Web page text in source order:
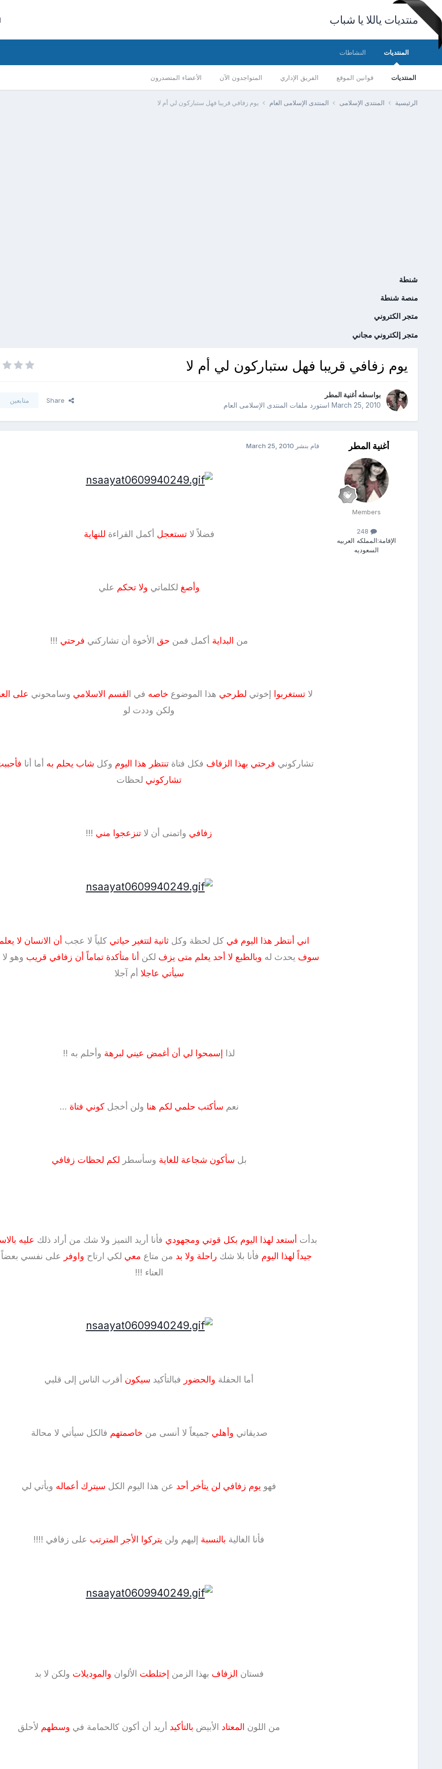
منتديات ياللا يا شباب
المنتديات
المنتديات قوانين الموقع الفريق الإداري المتواجدون الآن الأعضاء المتصدرون
النشاطات
الرئيسية المنتدى الإسلامى المنتدى الإسلامى العام يوم زفافي قريبا فهل ستباركون لي أم لا
شنطة
منصة شنطة
متجر الكتروني
متجر إلكتروني مجاني
يوم زفافي قريبا فهل ستباركون لي أم لا
بواسطه أغنية المطر
March 25, 2010استورد ملفات المنتدى الإسلامى العام
Share متابعين
أغنية المطر
Members
الإقامة:المملكه العربيه
السعوديه
قام بنشر March 25, 2010
فضلاً لاتستعجل أكمل القراءة للنهاية
وأصغ لكلماتي ولا تحكم علي
من البداية أكمل فمن حق الأخوة أن تشاركني فرحتي !!!
لا تستغربوا إخوتي لطرحي هذا الموضوع خاصه في القسم الاسلامي وسامحوني على
ولكن وددت لو
تشاركوني فرحتي بهذا الزفاف فكل فتاة تنتظر هذا اليوم وكل شاب يحلم به أما أنا
تشاركوني لحظات
زفافي واتمنى أن لا تنزعجوا مني !!!
اني أنتظر هذا اليوم في كل لحظة وكل ثانية لتتغير حياتي كلياً لا عجب أن الانسان لا
سوف يحدث له وبالطبع لا أحد يعلم متى يزف لكن أنا متأكدة تماماً أن زفافي قريب وهو
سيأتي عاجلا أم آجلا
لذا إسمحوا لي أن أغمض عيني لبرهة وأحلم به !!
نعم سأكتب حلمي لكم هنا ولن أخجلكوني فتاة ...
بل سأكون شجاعة للغاية وسأسطر لكم لحظات زفافي
بدأت أستعد لهذا اليوم بكل قوتي ومجهودي فأنا أريد التميز ولا شك من أراد ذلك عليه
جيداً لهذا اليوم فأنا بلا شك راحلة ولا بد من متاع معي لكي ارتاح واوفر على نفسي
العناء !!!
أما الحفلة والحضور فبالتأكيد سيكون أقرب الناس إلى قلبي
صديقاتي وأهلي جميعاً لا أنسى من خاصمتهم فالكل سيأتي لا محالة
فهو يوم زفافي لن يتأخر أحد عن هذا اليوم الكل سيترك أعماله ويأتي لي
فأنا الغالية بالنسبة إليهم ولن يتركوا الأجر المترتب على زفافي !!!!
فستان الزفاف بهذا الزمن إختلطت الألوان والموديلات ولكن لا بد
من اللون المعتاد الأبيض بالتأكيد أريد أن أكون كالحمامة في وسطهم لأحلق